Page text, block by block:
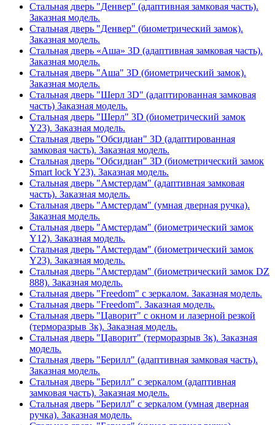
Стальная дверь "Денвер" (адаптивная замковая часть).
Заказная модель.
Стальная дверь "Денвер" (биометрический замок).
Заказная модель.
Стальная дверь «Аша» 3D (адаптивная замковая часть).
Заказная модель.
Стальная дверь "Аша" 3D (биометрический замок).
Заказная модель.
Стальная дверь "Шерл 3D" (адаптированная замковая
часть) Заказная модель.
Стальная дверь "Шерл" 3D (биометрический замок
Y23). Заказная модель.
Стальная дверь "Обсидиан" 3D (адаптированная
замковая часть). Заказная модель.
Стальная дверь "Обсидиан" 3D (биометрический замок
Smart lock Y23). Заказная модель.
Стальная дверь "Амстердам" (адаптивная замковая
часть). Заказная модель.
Стальная дверь "Амстердам" (умная дверная ручка).
Заказная модель.
Стальная дверь "Амстердам" (биометрический замок
Y12). Заказная модель.
Стальная дверь "Амстердам" (биометрический замок
Y23). Заказная модель.
Стальная дверь "Амстердам" (биометрический замок DZ
888). Заказная модель.
Стальная дверь "Freedom" с зеркалом. Заказная модель.
Стальная дверь "Freedom". Заказная модель.
Стальная дверь "Цаворит" с окном и лазерной резкой
(терморазрыв 3к). Заказная модель.
Стальная дверь "Цаворит" (терморазрыв 3к). Заказная
модель.
Стальная дверь "Берилл" (адаптивная замковая часть).
Заказная модель.
Стальная дверь "Берилл" с зеркалом (адаптивная
замковая часть). Заказная модель.
Стальная дверь "Берилл" с зеркалом (умная дверная
ручка). Заказная модель.